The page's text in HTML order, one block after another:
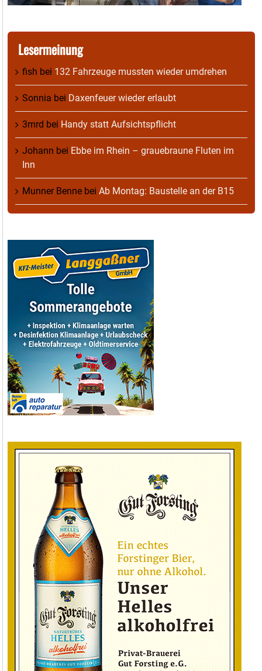
Lesermeinung
fish bei 132 Fahrzeuge mussten wieder umdrehen
Sonnia bei Daxenfeuer wieder erlaubt
3mrd bei Handy statt Aufsichtspflicht
Johann bei Ebbe im Rhein – grauebraune Fluten im
Inn
Munner Benne bei Ab Montag: Baustelle an der B15